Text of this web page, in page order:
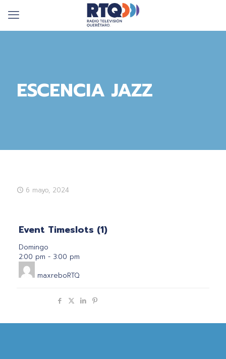
ESCENCIA JAZZ
6 mayo, 2024
Event Timeslots (1)
Domingo
2:00 pm - 3:00 pm
maxreboRTQ